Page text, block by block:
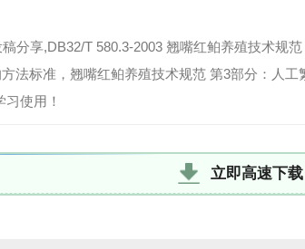
分享,DB32/T 580.3-2003 翘嘴红鲌养殖技术规
法标准，翘嘴红鲌养殖技术规范 第3部分：人
使用！
立即高速下载